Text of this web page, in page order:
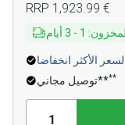
RRP ‏1,923.99 €
:
1
-
3 أيام
الأكثر انخفاضا
توصيل مجاني****